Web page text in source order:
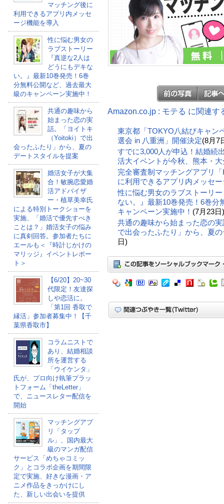
マッチング後に
利用できるアプリ内メッセ
ージ機能を導入
性に悩む男女の
ラブストーリー
『真逆な2人は
どうにもデキな
い。』最新10巻発売！6巻
分無料公開など、過去最大
級のキャンペーン実施中！
共通の趣味から
始まった恋の実
話。「ヨイトキ
（Yoitoki）で出
会ったふたり」から、夏の
デートスタイルを提案
婚活女子が大集
合！敏腕恋愛婚
活アドバイザ
ー・植草美幸氏
による特別トークショーを
実施、「婚活で優先すべき
ことは？」婚活女子の悩み
に真剣回答。参加者たちに
エールも＜『時計じかけの
マリッジ』イベントレポー
ト＞
【6/20】20~30
代限定！友達探
しや恋活に。
「第1回 香取で
縁活」参加者募集中！【千
葉県香取市】
コラムニストで
あり、結婚相談
所を運営する
「ウイケンタ」
氏が、プロ向け執筆プラッ
トフォーム「theLetter」
で、ニュースレター配信を
開始
マッチングアプ
リ「タップ
ル」、国内最大
級のマンガ配信
サービス「めちゃコミッ
ク」とコラボ企画を期間限
定で実施、好きな漫画・ア
ニメ作品をきっかけにし
た、新しい出会いを提供
Amazon.co.jp : モテる に関連す
東京都「TOKYO八結びキャン
選会 in 八重洲」開催決定(8月7
すでに3,000人が申込！結婚続
活大イベントが今秋、熊本・
完全審査制マッチングアプリ
に利用できるアプリ内メッセ
性に悩む男女のラブストーリ
ない。』最新10巻発売！6巻分
キャンペーン実施中！ (7月23日)
共通の趣味から始まった恋の
で出会ったふたり」から、夏
日)